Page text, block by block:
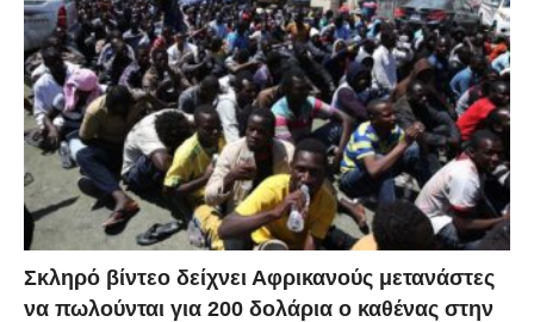
Σκληρό βίντεο δείχνει Αφρικανούς μετανάστες
να πωλούνται για 200 δολάρια ο καθένας στην